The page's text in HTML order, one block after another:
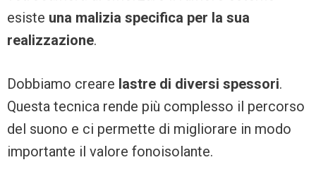
esiste una malizia specifica per la sua
realizzazione.
Dobbiamo creare lastre di diversi spessori.
Questa tecnica rende più complesso il percorso
del suono e ci permette di migliorare in modo
importante il valore fonoisolante.